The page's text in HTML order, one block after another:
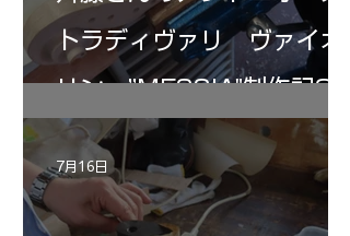
トラディヴァリ ヴァイオ
リン ”MESSIA"制作記32
7月16日